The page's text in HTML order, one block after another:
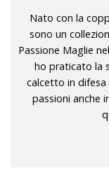
Nato con la
sono un
Passione Maglie
ho praticato la
calcetto in difesa
passioni anche